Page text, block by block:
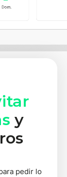
y
pedir lo